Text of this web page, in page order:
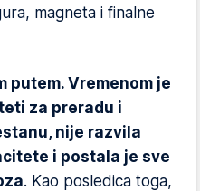
magneta i finalne
putem. Vremenom je
za preradu i
nije razvila
i postala je sve
. Kao posledica toga,